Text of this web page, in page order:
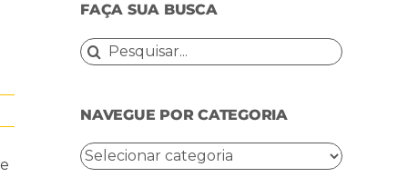
FAÇA SUA BUSCA
Buscar
NAVEGUE POR CATEGORIA
NAVEGUE